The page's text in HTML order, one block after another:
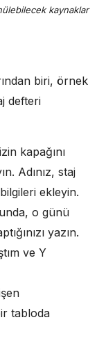
kaynaklar
biri, örnek
defteri
kapağını
Adınız, staj
ekleyin.
o günü
yazın.
ve Y
tabloda